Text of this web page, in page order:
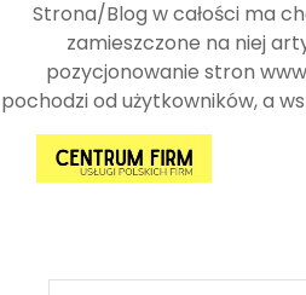
Strona/Blog w całości ma
zamieszczone na niej
pozycjonowanie stron
pochodzi od użytkowników, a